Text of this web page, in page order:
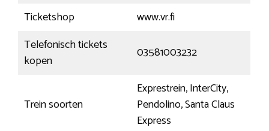
Ticketshop
www.vr.fi
Telefonisch tickets
kopen
03581003232
Trein soorten
Exprestrein, InterCity,
Pendolino, Santa Claus
Express